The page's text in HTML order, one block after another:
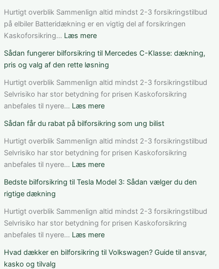
Hurtigt overblik Sammenlign altid mindst 2-3 forsikringstilbud
på elbiler Batteridækning er en vigtig del af forsikringen
Kaskoforsikring… Læs mere:
bilforsikring
til
elbil
i
Danmark:
vurderer
du
pris,
dækning
vilkår
Sådan fungerer bilforsikring til Mercedes C-Klasse: dækning,
pris og valg af den rette løsning
Hurtigt overblik Sammenlign altid mindst 2-3 forsikringstilbud
Selvrisiko har stor betydning for prisen Kaskoforsikring
anbefales til nyere… Læs mere:
fungerer
bilforsikring
til
Mercedes
Klasse:
pris
og
valg
den
Sådan får du rabat på bilforsikring som ung bilist
Hurtigt overblik Sammenlign altid mindst 2-3 forsikringstilbud
Selvrisiko har stor betydning for prisen Kaskoforsikring
anbefales til nyere… Læs mere:
får
rabat
på
bilforsikring
ung
Bedste bilforsikring til Tesla Model 3: Sådan vælger du den
rigtige dækning
Hurtigt overblik Sammenlign altid mindst 2-3 forsikringstilbud
Selvrisiko har stor betydning for prisen Kaskoforsikring
anbefales til nyere… Læs mere:
bilforsikring
Hvad dækker en bilforsikring til Volkswagen? Guide til ansvar,
kasko og tilvalg